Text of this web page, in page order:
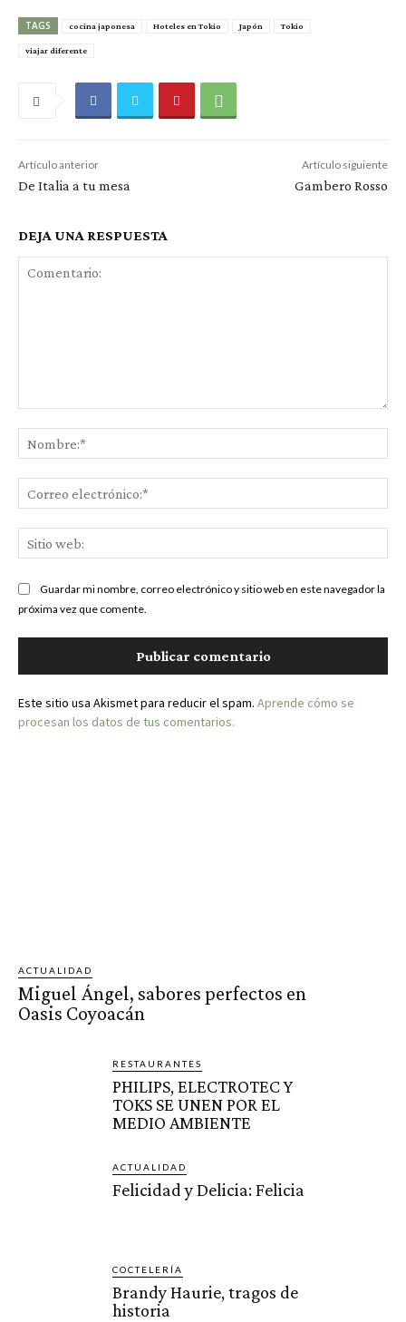
TAGS cocina japonesa Hoteles en Tokio Japón Tokio
viajar diferente
Artículo anterior
De Italia a tu mesa
Artículo siguiente
Gambero Rosso
DEJA UNA RESPUESTA
Guardar mi nombre, correo electrónico y sitio web en este navegador la
próxima vez que comente.
Este sitio usa Akismet para reducir el spam. Aprende cómo se
procesan los datos de tus comentarios.
ACTUALIDAD
Miguel Ángel, sabores perfectos en
Oasis Coyoacán
RESTAURANTES
PHILIPS, ELECTROTEC Y
TOKS SE UNEN POR EL
MEDIO AMBIENTE
ACTUALIDAD
Felicidad y Delicia: Felicia
COCTELERÍA
Brandy Haurie, tragos de
historia